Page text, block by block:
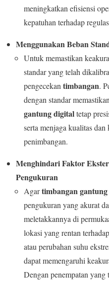
meningkatkan efisiensi
kepatuhan terhadap
Menggunakan Beban
Untuk memastikan
standar yang telah
pengecekan timbangan.
dengan standar
gantung digitaltetap
serta menjaga kualitas dan
penimbangan.
Menghindari Faktor
Pengukuran
Agartimbangan
pengukuran yang akurat
meletakkannya di
lokasi yang rentan
atau perubahan suhu
dapat memengaruhi
Dengan penempatan